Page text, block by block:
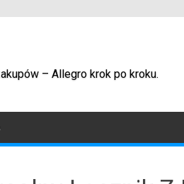
– Allegro krok po kroku.